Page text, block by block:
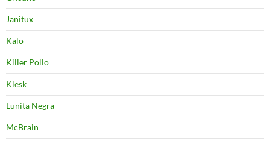
Janitux
Kalo
Killer Pollo
Klesk
Lunita Negra
McBrain